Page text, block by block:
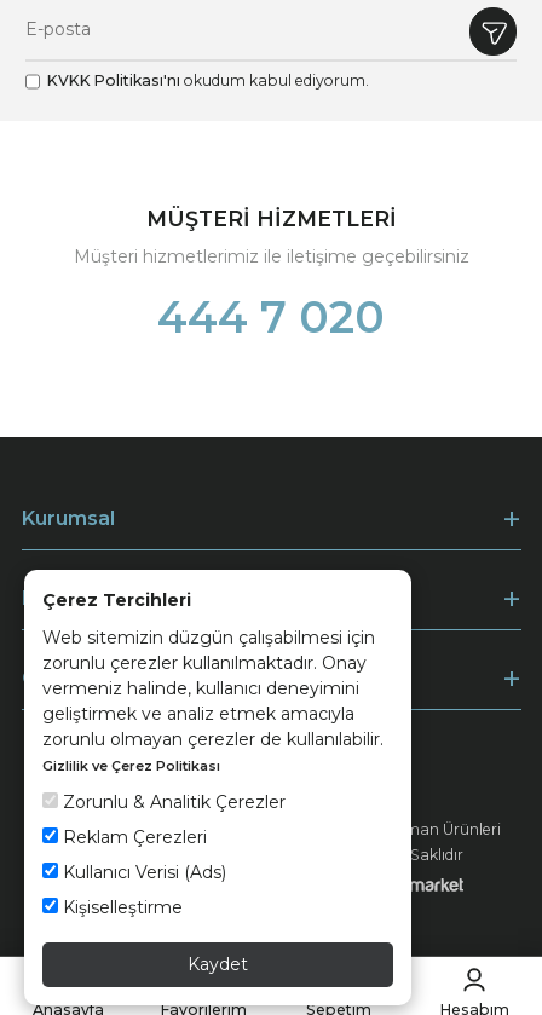
Çerez Tercihleri
Web sitemizin düzgün çalışabilmesi için
zorunlu çerezler kullanılmaktadır. Onay
vermeniz halinde, kullanıcı deneyimini
geliştirmek ve analiz etmek amacıyla
zorunlu olmayan çerezler de kullanılabilir.
Gizlilik ve Çerez Politikası
Zorunlu & Analitik Çerezler
Reklam Çerezleri
Kullanıcı Verisi (Ads)
Kişiselleştirme
Kaydet
KVKK Politikası'nı okudum kabul ediyorum.
MÜŞTERİ HİZMETLERİ
Müşteri hizmetlerimiz ile iletişime geçebilirsiniz
444 7 020
Kurumsal
Müşteri Hizmetleri
Ödeme
© 2026 Ünsa Madencilik Turizm Enerji Seramik Orman Ürünleri
Elektrik Üretim San. ve Tic. A.Ş. - Tüm Hakları Saklıdır
Anasayfa Favorilerim Sepetim Hesabım